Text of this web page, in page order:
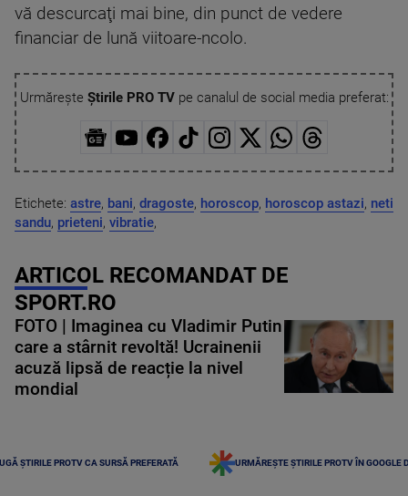
vă descurcaţi mai bine, din punct de vedere
financiar de lună viitoare-ncolo.
Urmărește Știrile PRO TVpe canalul de social media preferat:
Etichete: astre, bani, dragoste, horoscop, horoscop astazi, neti
sandu, prieteni, vibratie,
ARTICOL RECOMANDAT DE
SPORT.RO
FOTO | Imaginea cu Vladimir Putin
care a stârnit revoltă! Ucrainenii
acuză lipsă de reacție la nivel
mondial
ȘTIRILE PROTV CA SURSĂ PREFERATĂ URMĂREȘTE ȘTIRILE PROTV ÎN GOOGLE